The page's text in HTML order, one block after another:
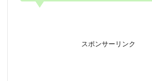
スポンサーリンク